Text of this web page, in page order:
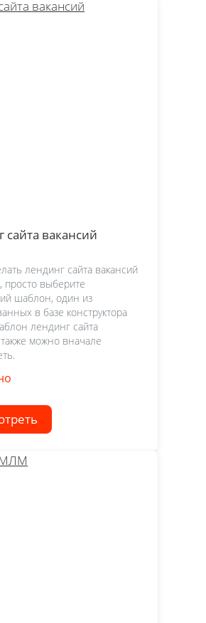
сайта вакансий
лендинг сайта вакансий
просто выберите
шаблон, один из
в базе конструктора
лендинг сайта
можно вначале